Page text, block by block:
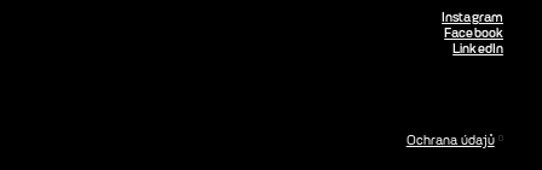
Instagram
Facebook
LinkedIn
Ochrana údajů